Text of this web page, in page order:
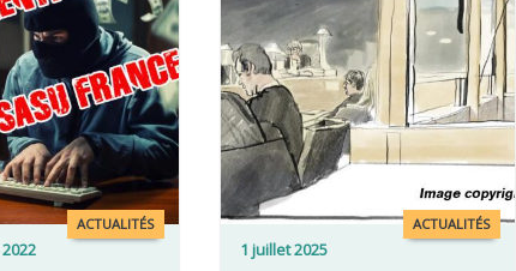
ACTUALITÉS
1 juillet 2025
LIRE PLUS
ACTUALITÉS